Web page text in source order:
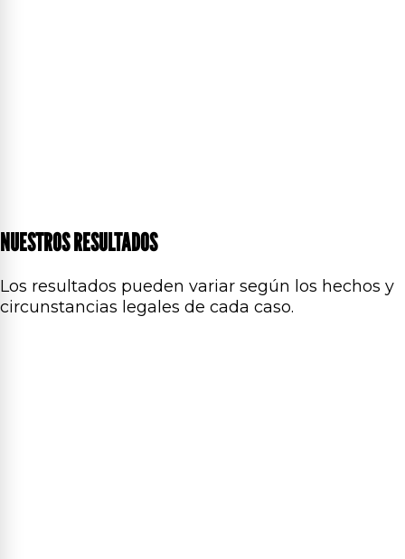
NUESTROS RESULTADOS
Los resultados pueden variar según los hechos y
circunstancias legales de cada caso.